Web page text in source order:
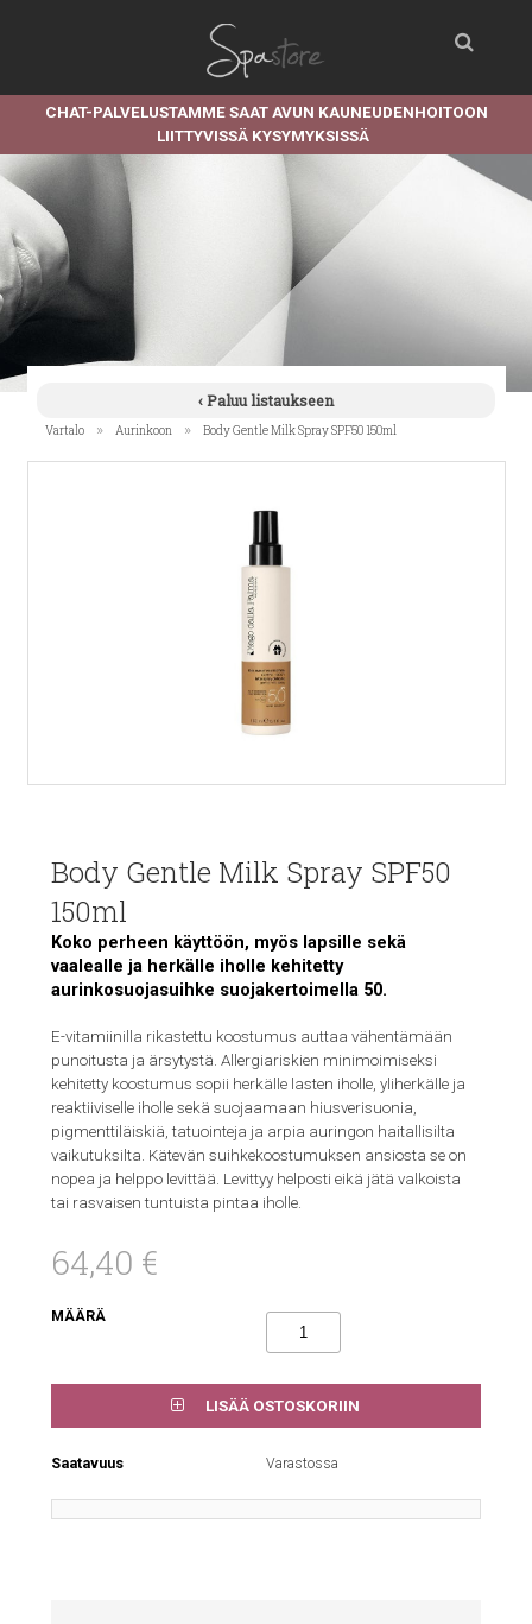
CHAT-PALVELUSTAMME SAAT AVUN KAUNEUDENHOITOON
LIITTYVISSÄ KYSYMYKSISSÄ
‹ Paluu listaukseen
Vartalo » Aurinkoon » Body Gentle Milk Spray SPF50 150ml
Body Gentle Milk Spray SPF50
150ml
Koko perheen käyttöön, myös lapsille sekä
vaalealle ja herkälle iholle kehitetty
aurinkosuojasuihke suojakertoimella 50.
E-vitamiinilla rikastettu koostumus auttaa vähentämään
punoitusta ja ärsytystä. Allergiariskien minimoimiseksi
kehitetty koostumus sopii herkälle lasten iholle, yliherkälle ja
reaktiiviselle iholle sekä suojaamaan hiusverisuonia,
pigmenttiläiskiä, tatuointeja ja arpia auringon haitallisilta
vaikutuksilta. Kätevän suihkekoostumuksen ansiosta se on
nopea ja helppo levittää. Levittyy helposti eikä jätä valkoista
tai rasvaisen tuntuista pintaa iholle.
64,40 €
MÄÄRÄ
LISÄÄ OSTOSKORIIN
Saatavuus Varastossa